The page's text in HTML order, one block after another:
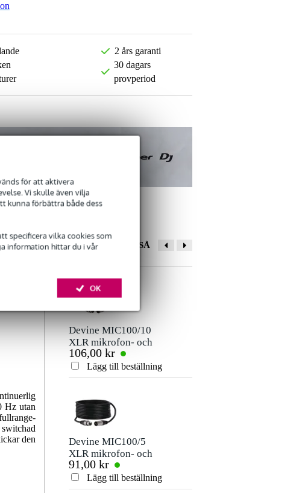
för att aktivera
Vi skulle även vilja
kunna förbättra både dess
specificera vilka cookies som
information hittar du i vår
OK
2 års garanti
30 dagars
provperiod
Hz utan
den
Lämna en recension
Smeknamn
Betyg
Skicka
Det finns ännu inga recensioner för denna produkt.
ANDRA KÖPTE OCKSÅ
Devine MIC100/10
XLR mikrofon- och
signalkabel 10
meter
106,00 kr
Lägg till beställning
Devine MIC100/5
XLR mikrofon- och
signalkabel 5 meter
91,00 kr
Lägg till beställning